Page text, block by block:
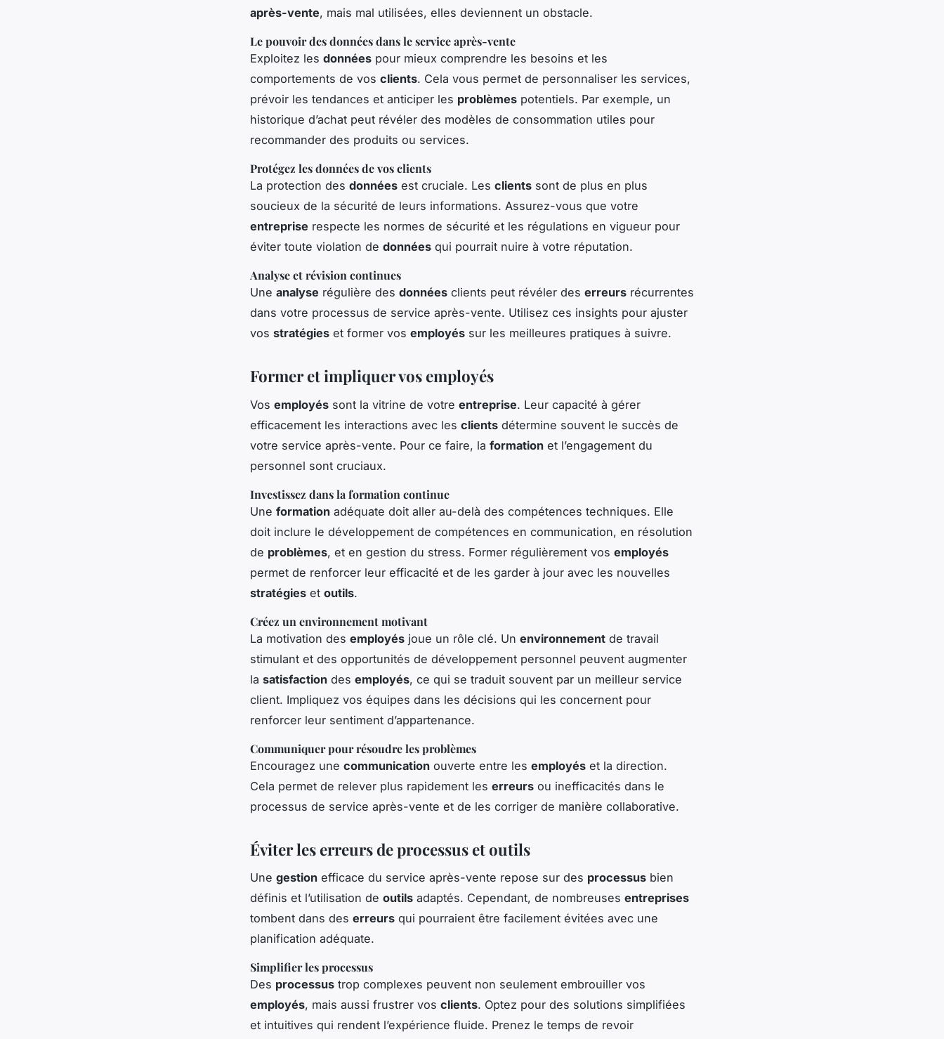
après-vente, mais mal utilisées, elles deviennent un obstacle.
Le pouvoir des données dans le service après-vente
Exploitez les données pour mieux comprendre les besoins et les
comportements de vos clients. Cela vous permet de personnaliser les services,
prévoir les tendances et anticiper les problèmes potentiels. Par exemple, un
historique d’achat peut révéler des modèles de consommation utiles pour
recommander des produits ou services.
Protégez les données de vos clients
La protection des données est cruciale. Les clients sont de plus en plus
soucieux de la sécurité de leurs informations. Assurez-vous que votre
entreprise respecte les normes de sécurité et les régulations en vigueur pour
éviter toute violation de données qui pourrait nuire à votre réputation.
Analyse et révision continues
Une analyse régulière des données clients peut révéler des erreurs récurrentes
dans votre processus de service après-vente. Utilisez ces insights pour ajuster
vos stratégies et former vos employés sur les meilleures pratiques à suivre.
Former et impliquer vos employés
Vos employés sont la vitrine de votre entreprise. Leur capacité à gérer
efficacement les interactions avec les clients détermine souvent le succès de
votre service après-vente. Pour ce faire, la formation et l’engagement du
personnel sont cruciaux.
Investissez dans la formation continue
Une formation adéquate doit aller au-delà des compétences techniques. Elle
doit inclure le développement de compétences en communication, en résolution
de problèmes, et en gestion du stress. Former régulièrement vos employés
permet de renforcer leur efficacité et de les garder à jour avec les nouvelles
stratégies et outils.
Créez un environnement motivant
La motivation des employés joue un rôle clé. Un environnement de travail
stimulant et des opportunités de développement personnel peuvent augmenter
la satisfaction des employés, ce qui se traduit souvent par un meilleur service
client. Impliquez vos équipes dans les décisions qui les concernent pour
renforcer leur sentiment d’appartenance.
Communiquer pour résoudre les problèmes
Encouragez une communication ouverte entre les employés et la direction.
Cela permet de relever plus rapidement les erreurs ou inefficacités dans le
processus de service après-vente et de les corriger de manière collaborative.
Éviter les erreurs de processus et outils
Une gestion efficace du service après-vente repose sur des processus bien
définis et l’utilisation de outils adaptés. Cependant, de nombreuses entreprises
tombent dans des erreurs qui pourraient être facilement évitées avec une
planification adéquate.
Simplifier les processus
Des processus trop complexes peuvent non seulement embrouiller vos
employés, mais aussi frustrer vos clients. Optez pour des solutions simplifiées
et intuitives qui rendent l’expérience fluide. Prenez le temps de revoir